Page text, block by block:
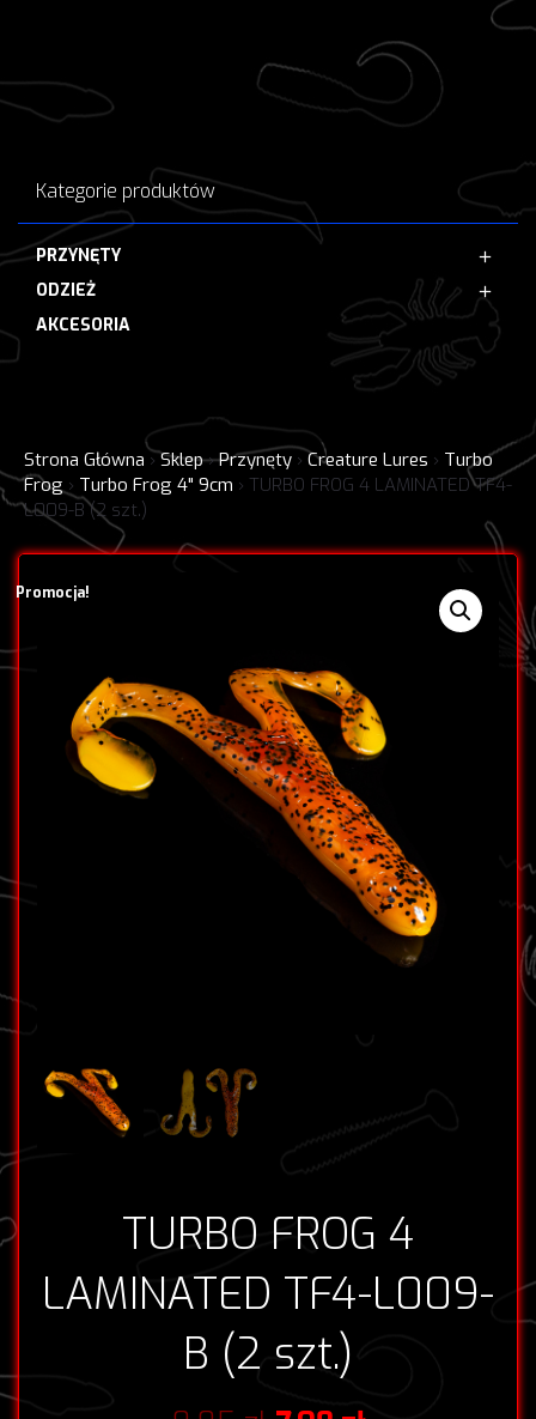
Kategorie produktów
PRZYNĘTY
ODZIEŻ
AKCESORIA
Strona Główna › Sklep › Przynęty › Creature Lures › Turbo
Frog › Turbo Frog 4" 9cm › TURBO FROG 4 LAMINATED TF4-
L009-B (2 szt.)
Promocja!
TURBO FROG 4
LAMINATED TF4-L009-
B (2 szt.)